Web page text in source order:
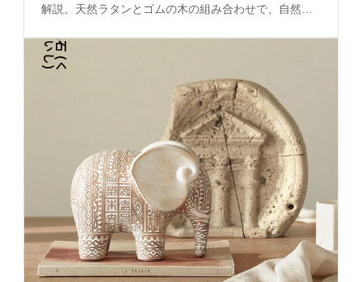
解説。天然ラタンとゴムの木の組み合わせで、自然な
見。